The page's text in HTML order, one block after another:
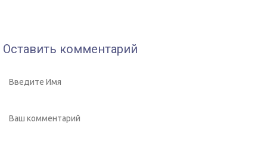
Оставить комментарий